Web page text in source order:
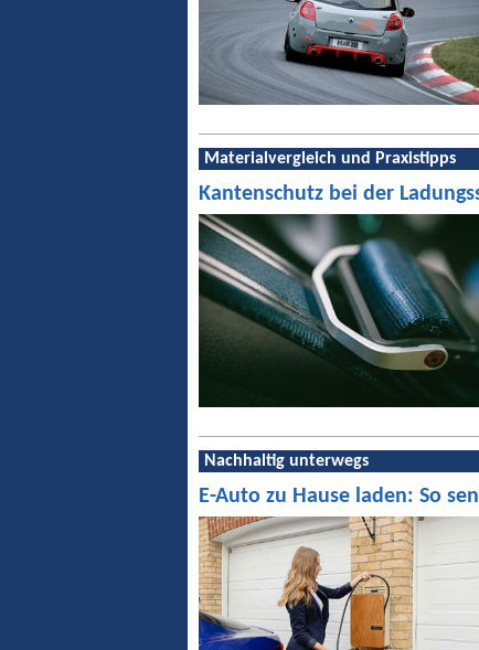
Materialvergleich und Praxistipps
Kantenschutz bei der
Nachhaltig unterwegs
E-Auto zu Hause laden: So